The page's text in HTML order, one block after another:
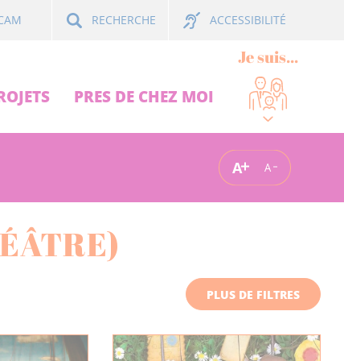
RECHERCHE ACCESSIBILITÉ
PRES DE CHEZ MOI
Je suis...
A A
PLUS DE FILTRES